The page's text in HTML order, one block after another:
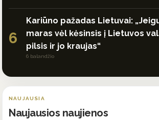
6
Kariūno pažadas Lietuvai:
maras vėl kėsinsis į Lietuvos
pilsis ir jo kraujas“
6 balandžio
NAUJAUSIA
Naujausios naujienos